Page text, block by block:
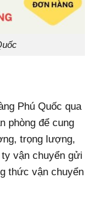
Phú Quốc qua
phòng để cung
trọng lượng,
vận chuyển gửi
thức vận chuyển